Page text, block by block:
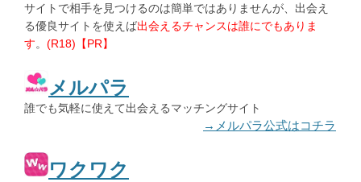
サイトで相手を見つけるのは簡単ではありませんが、出会え
る優良サイトを使えば出会えるチャンスは誰にでもありま
す。 (R18)【PR】
メルパラ
誰でも気軽に使えて出会えるマッチングサイト
→メルパラ公式はコチラ
ワクワク